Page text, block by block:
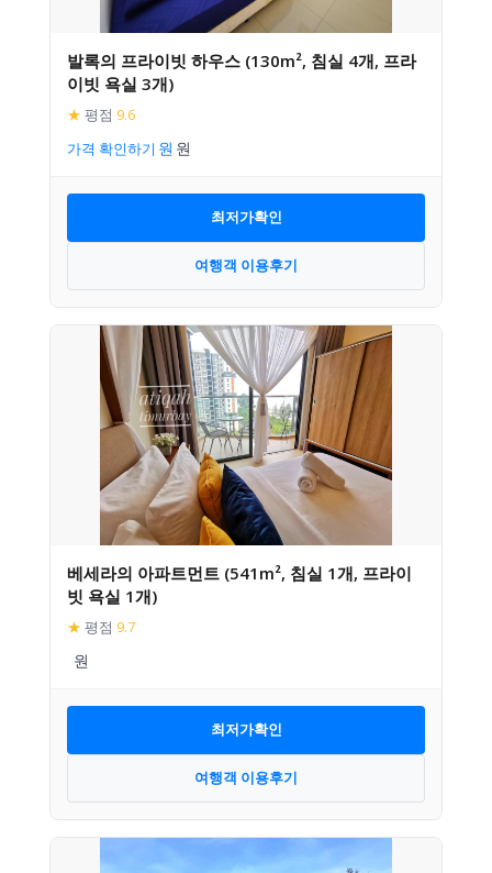
발록의 프라이빗 하우스 (130m², 침실 4개, 프라
이빗 욕실 3개)
★ 평점 9.6
가격 확인하기
최저가확인
여행객 이용후기
베세라의 아파트먼트 (541m², 침실 1개, 프라이
빗 욕실 1개)
★ 평점 9.7
최저가확인
여행객 이용후기